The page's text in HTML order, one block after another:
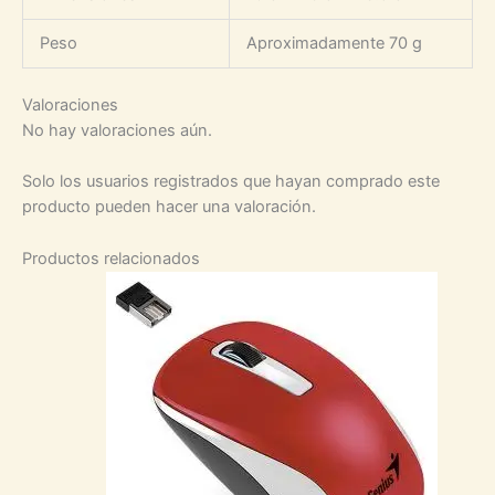
Peso Aproximadamente 70 g
Valoraciones
No hay valoraciones aún.
Solo los usuarios registrados que hayan comprado este
producto pueden hacer una valoración.
Productos relacionados